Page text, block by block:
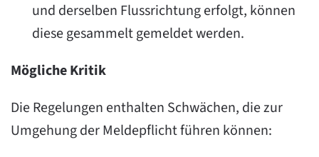
und derselben Flussrichtung erfolgt, können
diese gesammelt gemeldet werden.
Mögliche Kritik
Die Regelungen enthalten Schwächen, die zur
Umgehung der Meldepflicht führen können: